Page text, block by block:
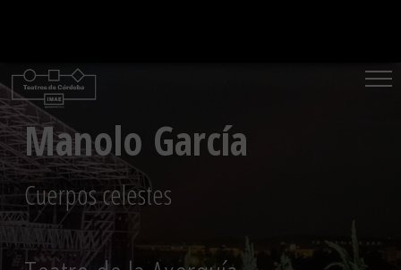
Manolo García
Cuerpos celestes